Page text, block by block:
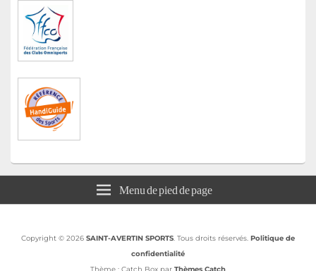
Menu de pied de page
Copyright © 2026 SAINT-AVERTIN SPORTS. Tous droits réservés. Politique de
confidentialité